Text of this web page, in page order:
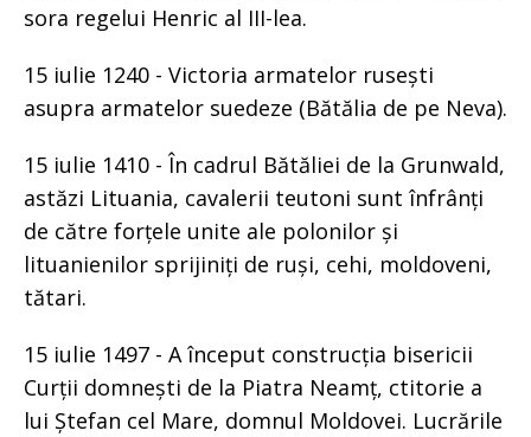
sora regelui Henric al III-lea.
15 iulie 1240 - Victoria armatelor rusești
asupra armatelor suedeze (Bătălia de pe Neva).
15 iulie 1410 - În cadrul Bătăliei de la Grunwald,
astăzi Lituania, cavalerii teutoni sunt înfrânți
de către forțele unite ale polonilor și
lituanienilor sprijiniți de ruși, cehi, moldoveni,
tătari.
15 iulie 1497 - A început construcția bisericii
Curții domnești de la Piatra Neamț, ctitorie a
lui Ștefan cel Mare, domnul Moldovei. Lucrările